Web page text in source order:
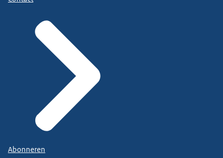
Abonneren